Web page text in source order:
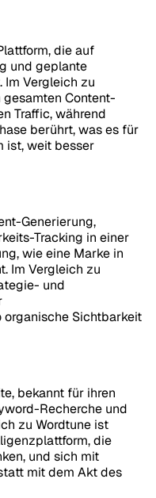
die auf
und geplante
Vergleich zu
Content-
Traffic, während
berührt, was es für
ist, weit besser
Generierung,
Tracking in einer
wie eine Marke in
Im Vergleich zu
und
Sichtbarkeit
bekannt für ihren
Recherche und
zu Wordtune ist
die
und sich mit
mit dem Akt des